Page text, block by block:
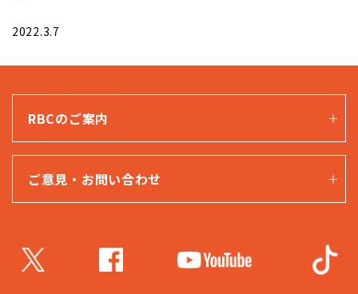
2022.3.7
RBCのご案内
ご意見・お問い合わせ